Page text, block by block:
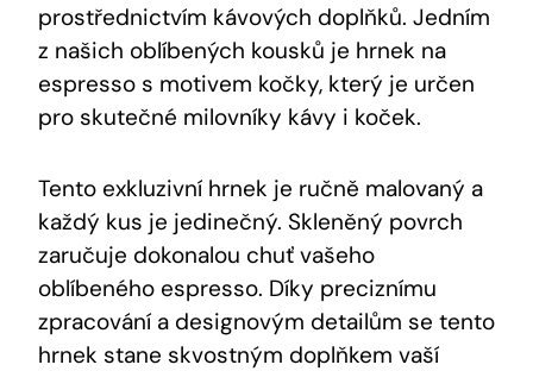
prostřednictvím kávových doplňků. Jedním
z našich oblíbených kousků je hrnek na
espresso s motivem kočky, který je určen
pro skutečné milovníky kávy i koček.
Tento exkluzivní hrnek je ručně malovaný a
každý kus je jedinečný. Skleněný povrch
zaručuje dokonalou chuť vašeho
oblíbeného espresso. Díky preciznímu
zpracování a designovým detailům se tento
hrnek stane skvostným doplňkem vaší